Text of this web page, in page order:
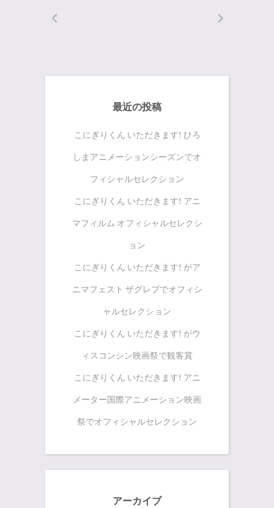
最近の投稿
こにぎりくん いただきます! ひろ
しまアニメーションシーズンでオ
フィシャルセレクション
こにぎりくん いただきます! アニ
マフィルム オフィシャルセレクシ
ョン
こにぎりくん いただきます! がア
ニマフェスト ザグレブでオフィシ
ャルセレクション
こにぎりくん いただきます! がウ
ィスコンシン映画祭で観客賞
こにぎりくん いただきます! アニ
メーター国際アニメーション映画
祭でオフィシャルセレクション
アーカイブ